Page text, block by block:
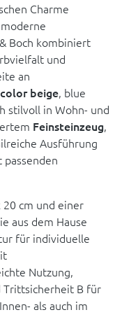
Charme
Boch kombiniert
und
an
beige, blue
stilvoll in Wohn- und
Feinsteinzeug,
Ausführung
cm und einer
aus dem Hause
für individuelle
Nutzung,
Trittsicherheit B für
als auch im